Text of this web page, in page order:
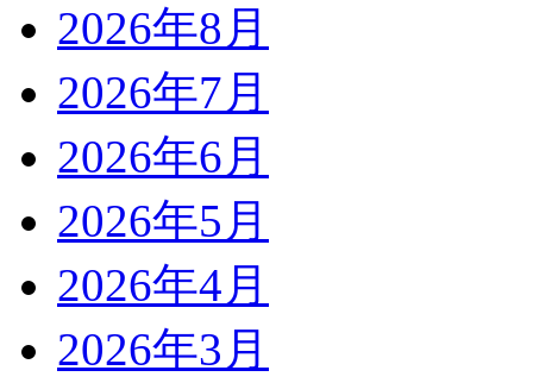
2026年8月
2026年7月
2026年6月
2026年5月
2026年4月
2026年3月